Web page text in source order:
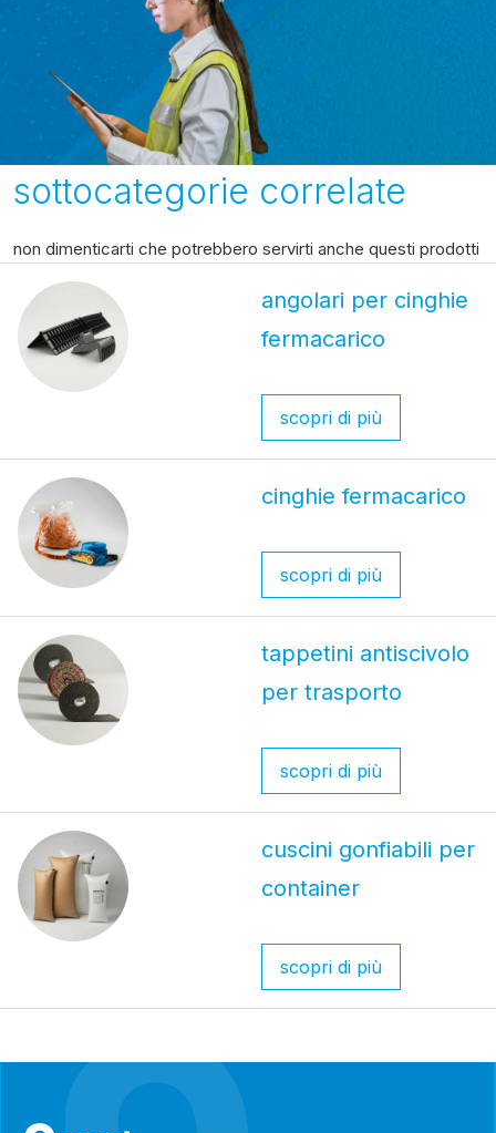
sottocategorie correlate
non dimenticarti che potrebbero servirti anche questi prodotti
angolari per cinghie
fermacarico
scopri di più
cinghie fermacarico
scopri di più
tappetini antiscivolo
per trasporto
scopri di più
cuscini gonfiabili per
container
scopri di più